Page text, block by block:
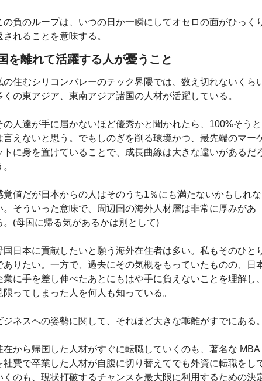
の負のループは、いつの日か一瞬にしてオセロの面がひっく
されることを意味する。
を離れて活躍する人が憂うこと
の住むシリコンバレーのテック界隈では、数え切れないくら
くの東アジア、東南アジア諸国の人材が活躍している。
の人達が手に届かないほど優秀かと聞かれたら、100%そうと
言えないと思う。でもしのぎを削る環境かつ、最先端のマー
トに身を置けていることで、成長曲線は大きな違いがあるだ
覚値だが日本からの人はそのうち1％にも満たないかもしれな
。そういった意味で、周辺国の海外人材層は非常に厚みがあ
。(母国に帰る気があるかは別として)
国日本に貢献したいと願う海外在住者は多い。私もそのひと
ありたい。一方で、過去にその気概をもっていたものの、日
業に手を差し伸べたあとにもはや手に負えないことを理解し
限ってしまった人を何人も知っている。
ジネスへの姿勢に関して、それほど大きな乖離がすでにある
在から帰国した人材がすぐに転職していくのも、著名な MBA
社費で卒業した人材が自腹に切り替えてでも外資に転職をし
くのも、現状打破するチャンスを最大限に利用するための決